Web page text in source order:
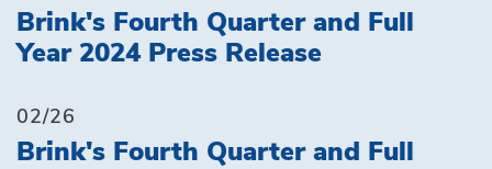
Brink's Fourth Quarter and Full
Year 2024 Press Release
02/26
Brink's Fourth Quarter and Full